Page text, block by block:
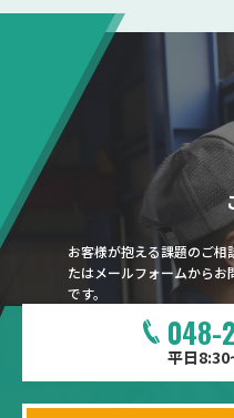
お客様が抱える課題のご
たはメールフォームからお
です。
048-
平日